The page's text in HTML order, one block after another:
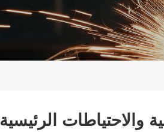
والاحتياطات الرئيسية